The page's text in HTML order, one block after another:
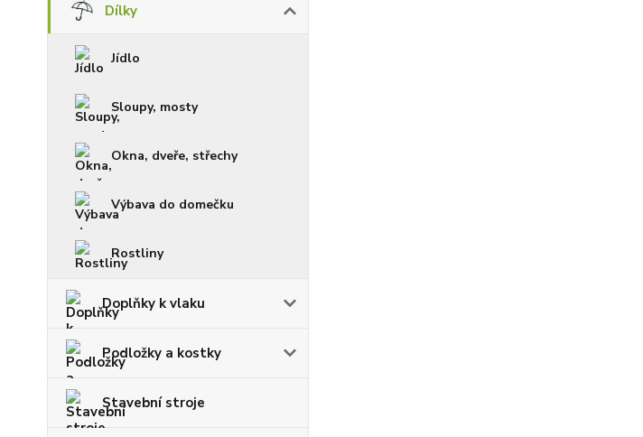
Dílky
Jídlo
Sloupy, mosty
Okna, dveře, střechy
Výbava do domečku
Rostliny
Doplňky k vlaku
Podložky a kostky
Stavební stroje